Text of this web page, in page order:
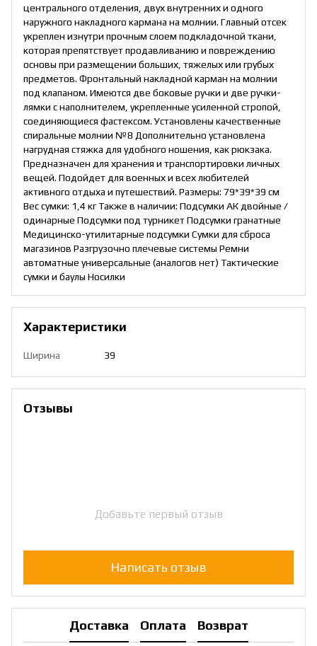
центрального отделения, двух внутренних и одного
наружного накладного кармана на молнии. Главный отсек
укреплен изнутри прочным слоем подкладочной ткани,
которая препятствует продавливанию и повреждению
основы при размещении больших, тяжелых или грубых
предметов. Фронтальный накладной карман на молнии
под клапаном. Имеются две боковые ручки и две ручки-
лямки с наполнителем, укрепленные усиленной стропой,
соединяющиеся фастексом. Установлены качественные
спиральные молнии №8 Дополнительно установлена
нагрудная стяжка для удобного ношения, как рюкзака.
Предназначен для хранения и транспортировки личных
вещей. Подойдет для военных и всех любителей
активного отдыха и путешествий. Размеры: 79*39*39 см
Вес сумки: 1,4 кг Также в наличии: Подсумки АК двойные /
одинарные Подсумки под турникет Подсумки гранатные
Медицинско-утилитарные подсумки Сумки для сброса
магазинов Разгрузочно плечевые системы Ремни
автоматные универсальные (аналогов нет) Тактические
сумки и баулы Носилки
Характеристики
Ширина 39
Отзывы
Добавьте первый отзыв
Написать отзыв
Доставка Оплата Возврат